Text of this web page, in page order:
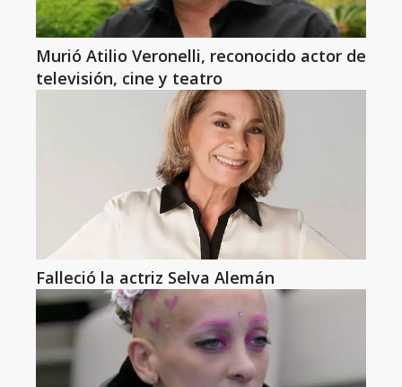
Murió Atilio Veronelli, reconocido actor de
televisión, cine y teatro
Falleció la actriz Selva Alemán